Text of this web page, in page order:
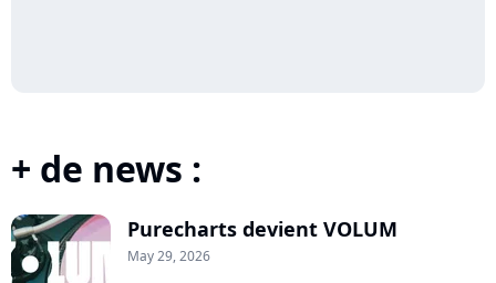
+ de news :
Purecharts devient VOLUM
May 29, 2026